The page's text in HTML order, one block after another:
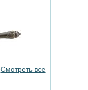
Смотреть все